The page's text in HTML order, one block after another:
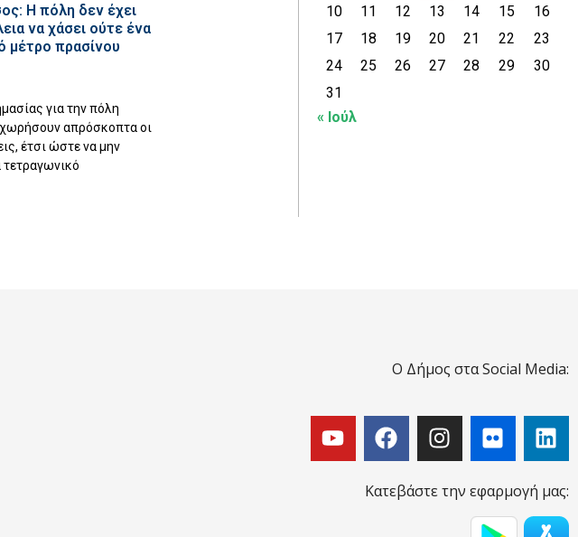
Η πόλη δεν έχει
να χάσει ούτε ένα
μέτρο πρασίνου
για την πόλη
απρόσκοπτα οι
έτσι ώστε να μην
τετραγωνικό
10
11 12 13 14 15
16
17
18 19 20 21 22
23
24
25 26 27 28 29
30
31
« Ιούλ
Ο Δήμος στα Social Media:
Κατεβάστε την εφαρμογή μας: